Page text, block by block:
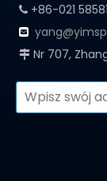
 +86-021

 Nr 707,